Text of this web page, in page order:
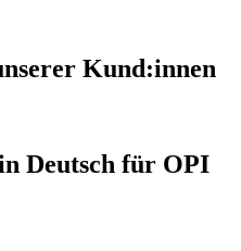
Kund:innen
Deutsch für OPI